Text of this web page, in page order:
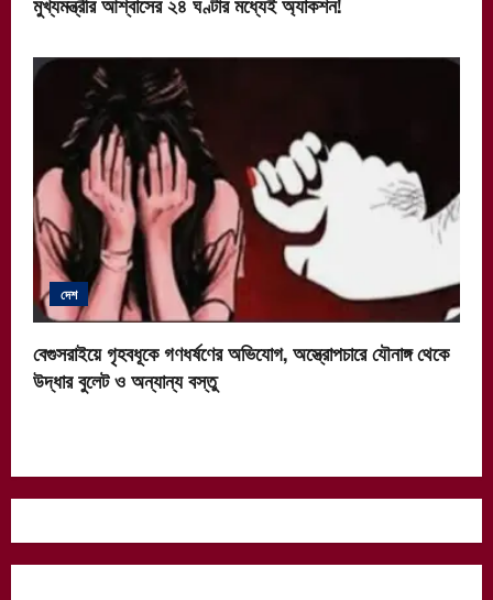
দেশ
বেগুসরাইয়ে গৃহবধূকে গণধর্ষণের অভিযোগ, অস্ত্রোপচারে যৌনাঙ্গ থেকে
উদ্ধার বুলেট ও অন্যান্য বস্তু